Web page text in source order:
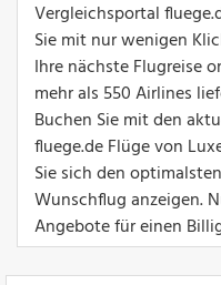
Vergleichsportal
Sie mit nur wenigen
Ihre nächste Flugreise
mehr als 550 Airlines
Buchen Sie mit den
fluege.de Flüge von
Sie sich den
Wunschflug anzeigen.
Angebote für einen